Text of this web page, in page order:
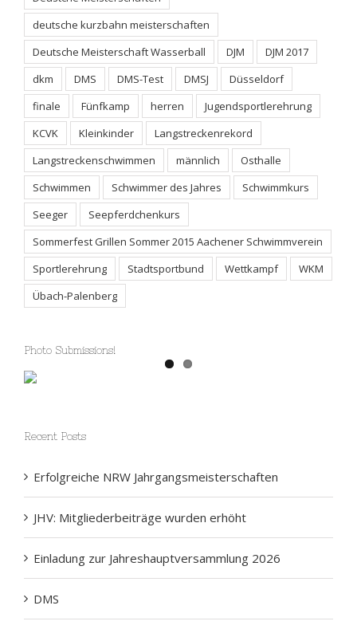
deutsche kurzbahn meisterschaften
Deutsche Meisterschaft Wasserball
DJM
DJM 2017
dkm
DMS DMS-Test DMSJ
Düsseldorf
finale
Fünfkamp herren
Jugendsportlerehrung
KCVK
Kleinkinder
Langstreckenrekord
Langstreckenschwimmen
männlich
Osthalle
Schwimmen
Schwimmer des Jahres
Schwimmkurs
Seeger
Seepferdchenkurs
Sommerfest Grillen Sommer 2015 Aachener Schwimmverein
Sportlerehrung
Stadtsportbund Wettkampf
WKM
Übach-Palenberg
JHV: Mitgliederbeiträge wurden erhöht
Einladung zur Jahreshauptversammlung 2026
DMS
Masters: Deutscher Rekord über 1500F